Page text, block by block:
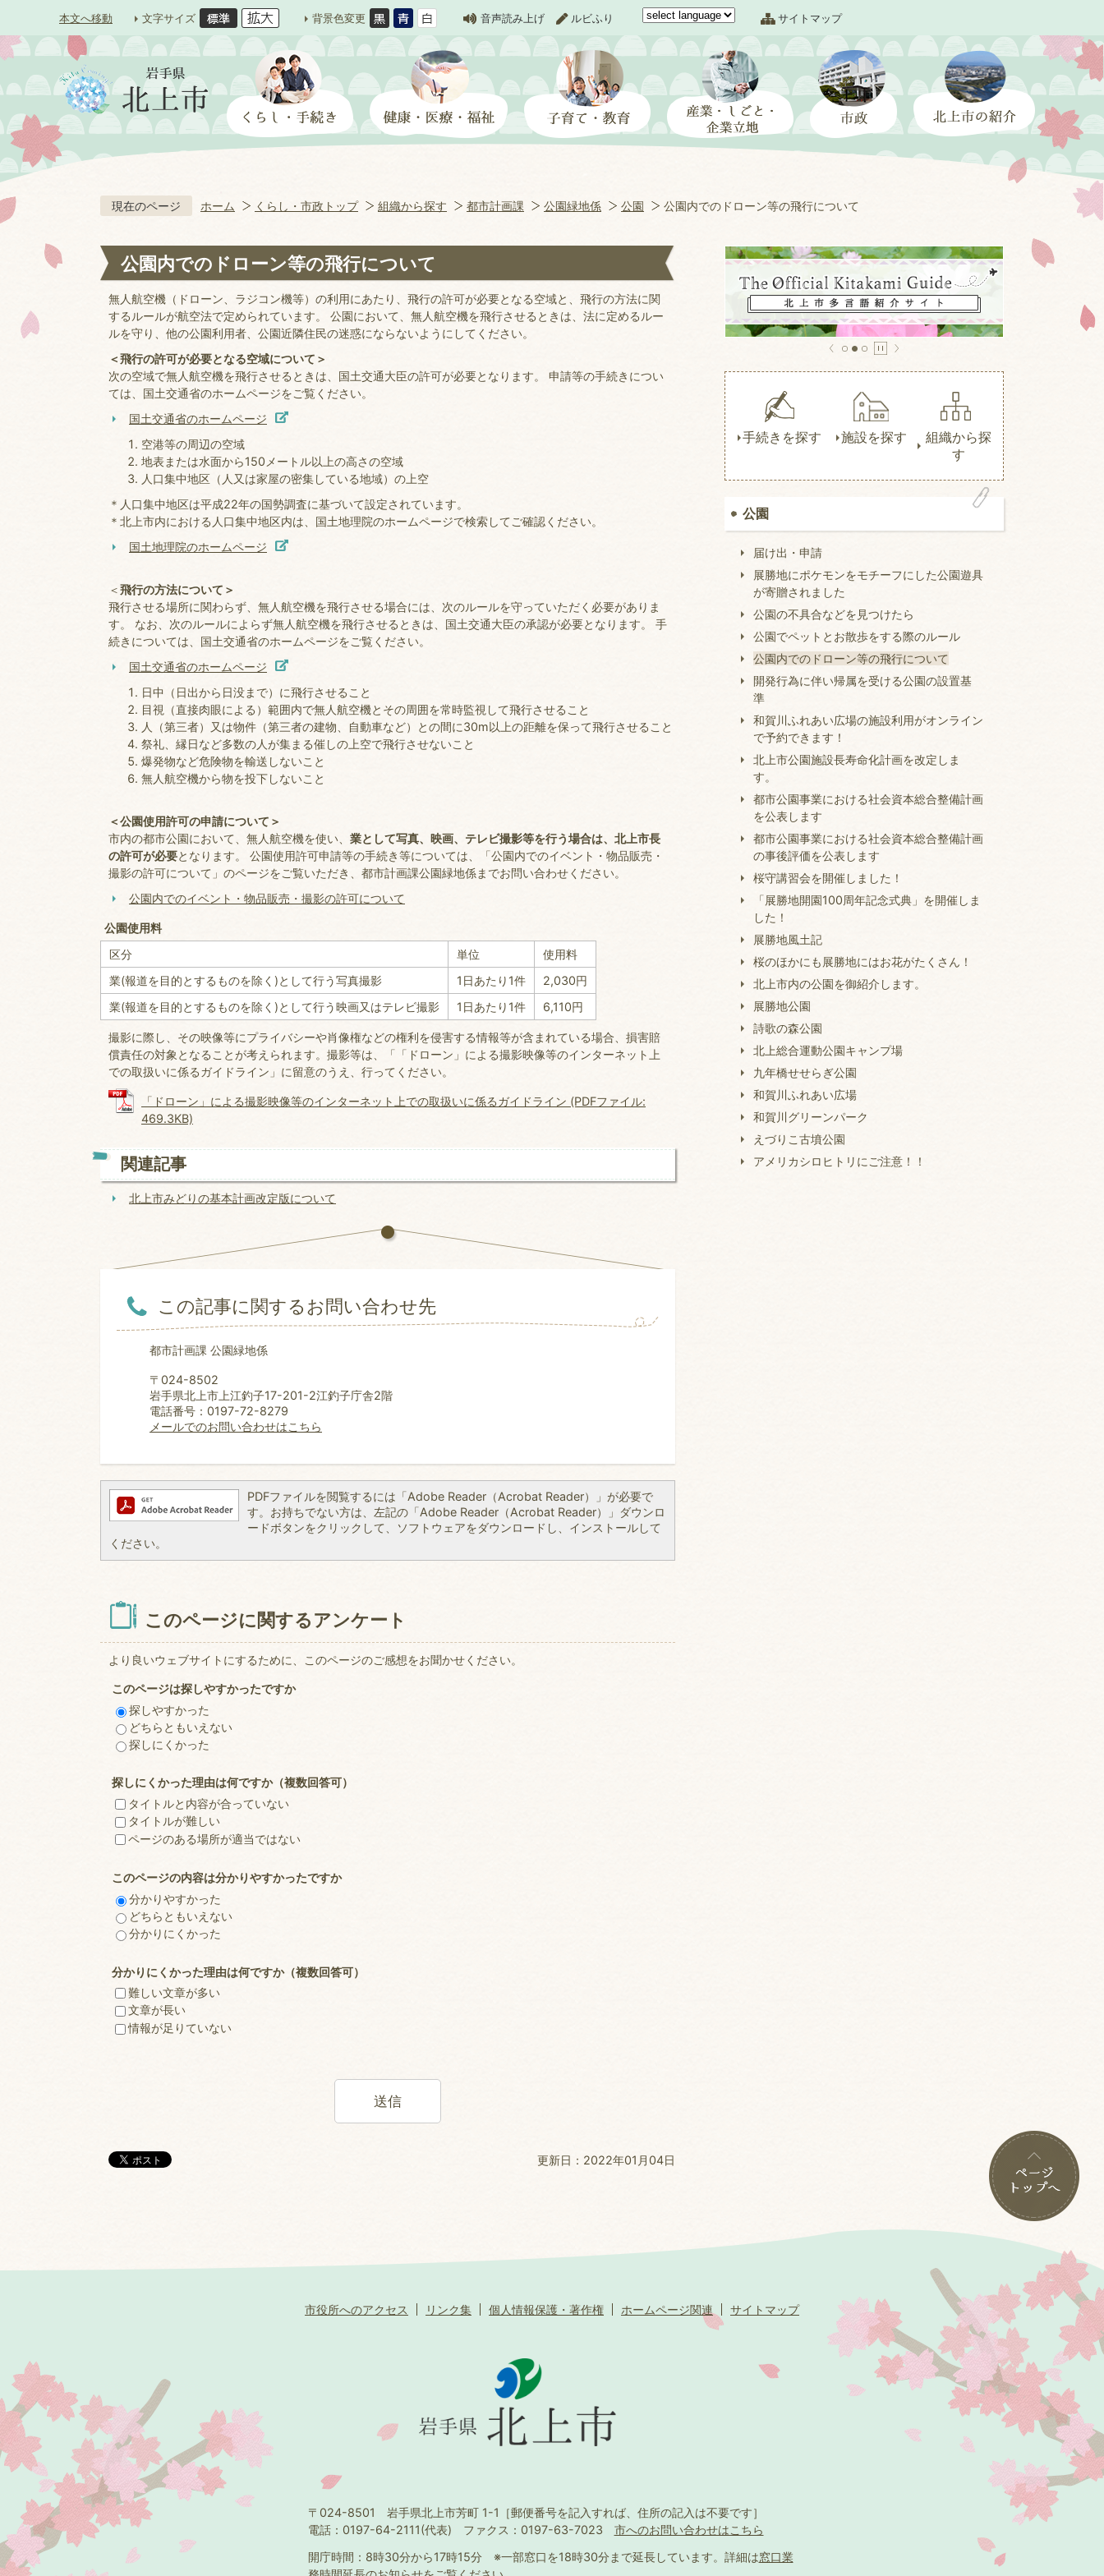
本文へ移動 文字サイズ 背景色変更 音声読み上げ ルビふり サイトマップ
現在のページ ホーム くらし・市政トップ 組織から探す 都市計画課 公園緑地係 公園 公園内でのドローン等の飛行について
公園内でのドローン等の飛行について
無人航空機（ドローン、ラジコン機等）の利用にあたり、飛行の許可が必要となる空域と、飛行の方法に関
するルールが航空法で定められています。 公園において、無人航空機を飛行させるときは、法に定めるルー
ルを守り、他の公園利用者、公園近隣住民の迷惑にならないようにしてください。
＜飛行の許可が必要となる空域について＞
次の空域で無人航空機を飛行させるときは、国土交通大臣の許可が必要となります。 申請等の手続きについ
ては、国土交通省のホームページをご覧ください。
国土交通省のホームページ
空港等の周辺の空域
地表または水面から150メートル以上の高さの空域
人口集中地区（人又は家屋の密集している地域）の上空
＊人口集中地区は平成22年の国勢調査に基づいて設定されています。
＊北上市内における人口集中地区内は、国土地理院のホームページで検索してご確認ください。
国土地理院のホームページ
＜飛行の方法について＞
飛行させる場所に関わらず、無人航空機を飛行させる場合には、次のルールを守っていただく必要がありま
す。 なお、次のルールによらず無人航空機を飛行させるときは、国土交通大臣の承認が必要となります。 手
続きについては、国土交通省のホームページをご覧ください。
国土交通省のホームページ
日中（日出から日没まで）に飛行させること
目視（直接肉眼による）範囲内で無人航空機とその周囲を常時監視して飛行させること
人（第三者）又は物件（第三者の建物、自動車など）との間に30m以上の距離を保って飛行させること
祭礼、縁日など多数の人が集まる催しの上空で飛行させないこと
爆発物など危険物を輸送しないこと
無人航空機から物を投下しないこと
＜公園使用許可の申請について＞
市内の都市公園において、無人航空機を使い、 業として写真、映画、テレビ撮影等を行う場合は、北上市長
の許可が必要となります。 公園使用許可申請等の手続き等については、「公園内でのイベント・物品販売・
撮影の許可について」のページをご覧いただき、都市計画課公園緑地係までお問い合わせください。
公園内でのイベント・物品販売・撮影の許可について
公園使用料
区分
単位
使用料
業(報道を目的とするものを除く)として行う写真撮影
1日あたり1件
2,030円
業(報道を目的とするものを除く)として行う映画又はテレビ撮影
1日あたり1件 6,110円
撮影に際し、その映像等にプライバシーや肖像権などの権利を侵害する情報等が含まれている場合、損害賠
償責任の対象となることが考えられます。撮影等は、「「ドローン」による撮影映像等のインターネット上
での取扱いに係るガイドライン」に留意のうえ、行ってください。
「ドローン」による撮影映像等のインターネット上での取扱いに係るガイドライン (PDFファイル:
469.3KB)
関連記事
北上市みどりの基本計画改定版について
この記事に関するお問い合わせ先
都市計画課 公園緑地係
〒024-8502
岩手県北上市上江釣子17-201-2江釣子庁舎2階
電話番号：0197-72-8279
メールでのお問い合わせはこちら
PDFファイルを閲覧するには「Adobe Reader（Acrobat Reader）」が必要で
す。お持ちでない方は、左記の「Adobe Reader（Acrobat Reader）」ダウンロ
ードボタンをクリックして、ソフトウェアをダウンロードし、インストールして
ください。
このページに関するアンケート
より良いウェブサイトにするために、このページのご感想をお聞かせください。
このページは探しやすかったですか
探しやすかった
どちらともいえない
探しにくかった
探しにくかった理由は何ですか（複数回答可）
タイトルと内容が合っていない
タイトルが難しい
ページのある場所が適当ではない
このページの内容は分かりやすかったですか
分かりやすかった
どちらともいえない
分かりにくかった
分かりにくかった理由は何ですか（複数回答可）
難しい文章が多い
文章が長い
情報が足りていない
更新日：2022年01月04日
手続きを探す 施設を探す
組織から探
す
公園
届け出・申請
展勝地にポケモンをモチーフにした公園遊具
が寄贈されました
公園の不具合などを見つけたら
公園でペットとお散歩をする際のルール
公園内でのドローン等の飛行について
開発行為に伴い帰属を受ける公園の設置基
準
和賀川ふれあい広場の施設利用がオンライン
で予約できます！
北上市公園施設長寿命化計画を改定しま
す。
都市公園事業における社会資本総合整備計画
を公表します
都市公園事業における社会資本総合整備計画
の事後評価を公表します
桜守講習会を開催しました！
「展勝地開園100周年記念式典」を開催しま
した！
展勝地風土記
桜のほかにも展勝地にはお花がたくさん！
北上市内の公園を御紹介します。
展勝地公園
詩歌の森公園
北上総合運動公園キャンプ場
九年橋せせらぎ公園
和賀川ふれあい広場
和賀川グリーンパーク
えづりこ古墳公園
アメリカシロヒトリにご注意！！
市役所へのアクセス リンク集 個人情報保護・著作権 ホームページ関連 サイトマップ
〒024-8501 岩手県北上市芳町 1-1 ［郵便番号を記入すれば、住所の記入は不要です］
電話：0197-64-2111(代表) ファクス：0197-63-7023 市へのお問い合わせはこちら
開庁時間：8時30分から17時15分 ※一部窓口を18時30分まで延長しています。 詳細は窓口業